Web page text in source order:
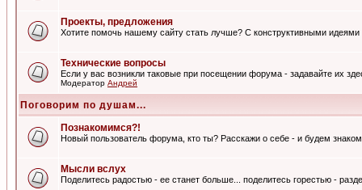
Проекты, предложения
Хотите помочь нашему сайту стать лучше? С конструктивными
Технические вопросы
Если у вас возникли таковые при посещении форума - задавайте их
Модератор Андрей
Поговорим по душам...
Познакомимся?!
Новый пользователь форума, кто ты? Расскажи о себе - и будем
Мысли вслух
Поделитесь радостью - ее станет больше... поделитесь горестью -